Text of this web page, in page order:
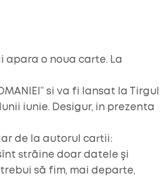
apara o noua carte. La
si va fi lansat la Tirgul
iunie. Desigur, in prezenta
de la autorul cartii:
străine doar datele şi
să fim, mai departe,